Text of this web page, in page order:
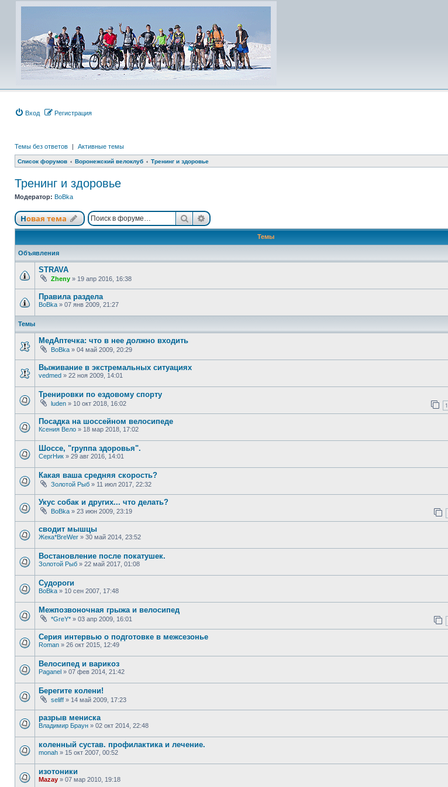
Вход Регистрация
Темы без ответов | Активные темы
Список форумов Воронежский велоклуб Тренинг и здоровье
Тренинг и здоровье
Модератор: BoBka
Новая тема ПоискРасширенный поиск
Темы
Объявления
STRAVA
Zheny » 19 апр 2016, 16:38
Правила раздела
BoBka » 07 янв 2009, 21:27
Темы
МедАптечка: что в нее должно входить
BoBka » 04 май 2009, 20:29
Выживание в экстремальных ситуациях
vedmed » 22 ноя 2009, 14:01
Тренировки по ездовому спорту
luden » 10 окт 2018, 16:02 1
Посадка на шоссейном велосипеде
Ксения Вело » 18 мар 2018, 17:02
Шоссе, "группа здоровья".
СергНик » 29 авг 2016, 14:01
Какая ваша средняя скорость?
Золотой Рыб » 11 июл 2017, 22:32
Укус собак и других... что делать?
BoBka » 23 июн 2009, 23:19
сводит мышцы
Жека*BreWer » 30 май 2014, 23:52
Востановление после покатушек.
Золотой Рыб » 22 май 2017, 01:08
Судороги
BoBka » 10 сен 2007, 17:48
Межпозвоночная грыжа и велосипед
*GreY* » 03 апр 2009, 16:01
Серия интервью о подготовке в межсезонье
Roman » 26 окт 2015, 12:49
Велосипед и варикоз
Paganel » 07 фев 2014, 21:42
Берегите колени!
seliff » 14 май 2009, 17:23
разрыв мениска
Владимир Браун » 02 окт 2014, 22:48
коленный сустав. профилактика и лечение.
monah » 15 окт 2007, 00:52
изотоники
Mazay » 07 мар 2010, 19:18